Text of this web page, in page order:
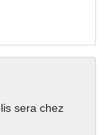
sera chez